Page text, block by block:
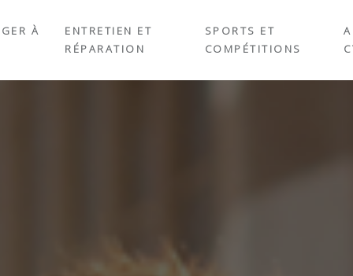
À
ENTRETIEN ET
RÉPARATION
SPORTS ET
COMPÉTITIONS